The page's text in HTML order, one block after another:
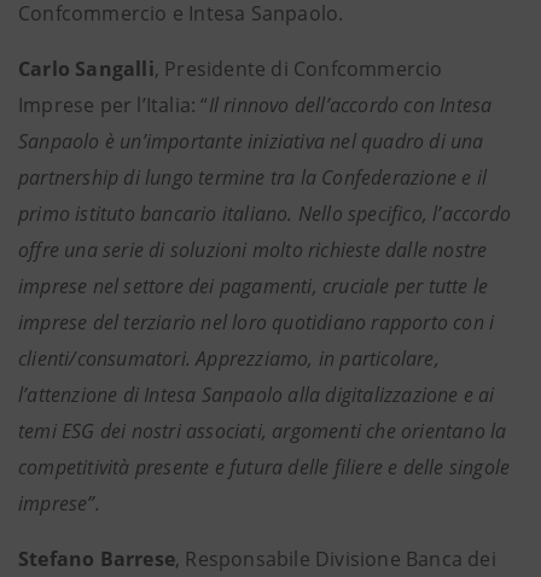
Confcommercio e Intesa Sanpaolo.
Carlo Sangalli, Presidente di Confcommercio
Imprese per l’Italia: “Il rinnovo dell’accordo con Intesa
Sanpaolo è un’importante iniziativa nel quadro di una
partnership di lungo termine tra la Confederazione e il
primo istituto bancario italiano. Nello specifico, l’accordo
offre una serie di soluzioni molto richieste dalle nostre
imprese nel settore dei pagamenti, cruciale per tutte le
imprese del terziario nel loro quotidiano rapporto con i
clienti/consumatori. Apprezziamo, in particolare,
l’attenzione di Intesa Sanpaolo alla digitalizzazione e ai
temi ESG dei nostri associati, argomenti che orientano la
competitività presente e futura delle filiere e delle singole
imprese”.
Stefano Barrese, Responsabile Divisione Banca dei